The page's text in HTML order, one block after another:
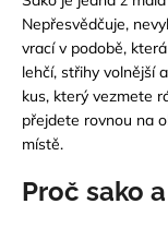
Nepřesvědčuje,
vrací v podobě,
lehčí, střihy volnější
kus, který vezmete
přejdete rovnou na
místě.
Proč sako